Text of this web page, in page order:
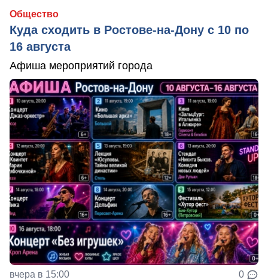
Общество
Куда сходить в Ростове-на-Дону с 10 по
16 августа
Афиша мероприятий города
вчера в 15:00 0